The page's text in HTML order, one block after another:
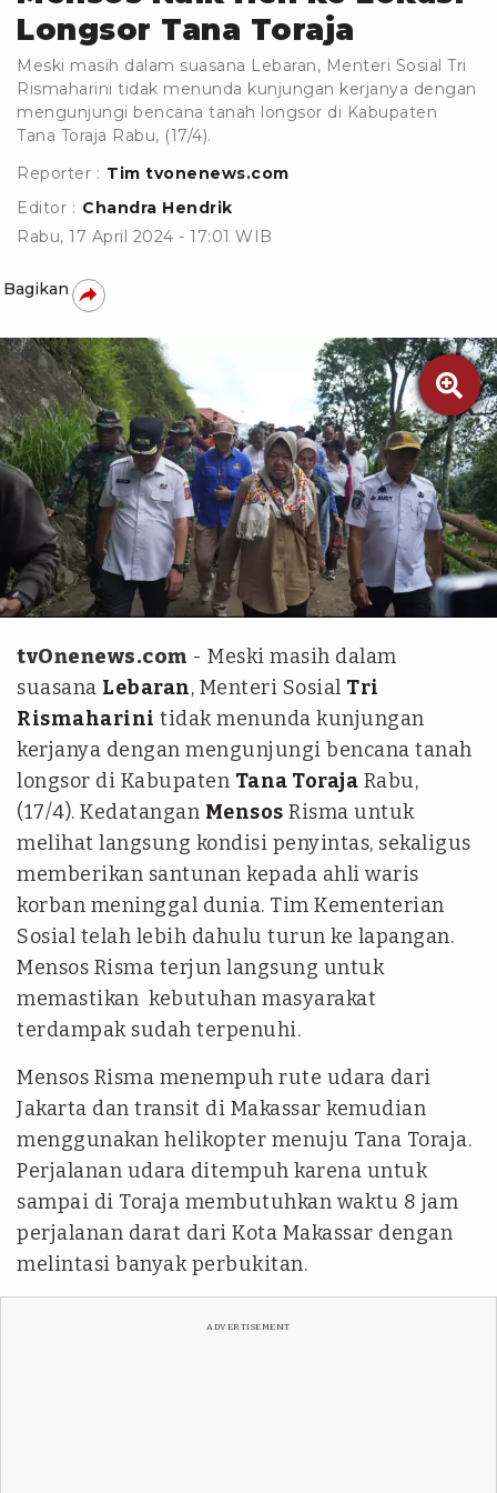
Longsor Tana Toraja
Meski masih dalam suasana Lebaran, Menteri Sosial Tri
Rismaharini tidak menunda kunjungan kerjanya dengan
mengunjungi bencana tanah longsor di Kabupaten
Tana Toraja Rabu, (17/4).
Reporter : Tim tvonenews.com
Editor : Chandra Hendrik
Rabu, 17 April 2024 - 17:01 WIB
Bagikan

Humas Kemensos
tvOnenews.com - Meski masih dalam
suasana Lebaran, Menteri Sosial Tri
Rismaharini tidak menunda kunjungan
kerjanya dengan mengunjungi bencana tanah
longsor di Kabupaten Tana Toraja Rabu,
(17/4). Kedatangan Mensos Risma untuk
melihat langsung kondisi penyintas, sekaligus
memberikan santunan kepada ahli waris
korban meninggal dunia. Tim Kementerian
Sosial telah lebih dahulu turun ke lapangan.
Mensos Risma terjun langsung untuk
memastikan kebutuhan masyarakat
terdampak sudah terpenuhi.
Mensos Risma menempuh rute udara dari
Jakarta dan transit di Makassar kemudian
menggunakan helikopter menuju Tana Toraja.
Perjalanan udara ditempuh karena untuk
sampai di Toraja membutuhkan waktu 8 jam
perjalanan darat dari Kota Makassar dengan
melintasi banyak perbukitan.
ADVERTISEMENT